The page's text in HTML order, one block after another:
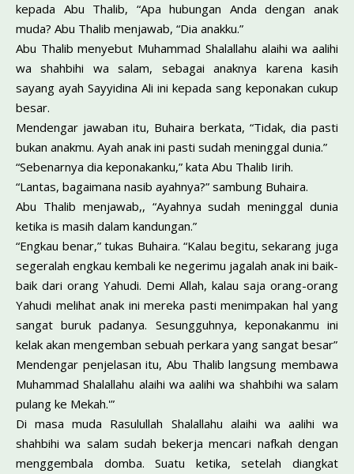
kepada Abu Thalib, “Apa hubungan Anda dengan anak
muda? Abu Thalib menjawab, “Dia anakku.”
Abu Thalib menyebut Muhammad Shalallahu alaihi wa aalihi
wa shahbihi wa salam, sebagai anaknya karena kasih
sayang ayah Sayyidina Ali ini kepada sang keponakan cukup
besar.
Mendengar jawaban itu, Buhaira berkata, “Tidak, dia pasti
bukan anakmu. Ayah anak ini pasti sudah meninggal dunia.”
“Sebenarnya dia keponakanku,” kata Abu Thalib Iirih.
“Lantas, bagaimana nasib ayahnya?” sambung Buhaira.
Abu Thalib menjawab,, “Ayahnya sudah meninggal dunia
ketika is masih dalam kandungan.”
“Engkau benar,” tukas Buhaira. “Kalau begitu, sekarang juga
segeralah engkau kembali ke negerimu jagalah anak ini baik-
baik dari orang Yahudi. Demi Allah, kalau saja orang-orang
Yahudi melihat anak ini mereka pasti menimpakan hal yang
sangat buruk padanya. Sesungguhnya, keponakanmu ini
kelak akan mengemban sebuah perkara yang sangat besar”
Mendengar penjelasan itu, Abu Thalib langsung membawa
Muhammad Shalallahu alaihi wa aalihi wa shahbihi wa salam
pulang ke Mekah.'”
Di masa muda Rasulullah Shalallahu alaihi wa aalihi wa
shahbihi wa salam sudah bekerja mencari nafkah dengan
menggembala domba. Suatu ketika, setelah diangkat